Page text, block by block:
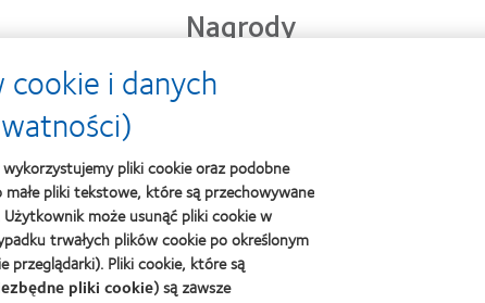
Nagrody
about
2012
REBRAND
100®
Global
Award
(2012)
i danych
pliki cookie oraz podobne
pliki tekstowe, które są przechowywane
może usunąć pliki cookie w
trwałych plików cookie po określonym
przeglądarki). Pliki cookie, które są
pliki cookie) są zawsze